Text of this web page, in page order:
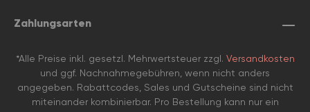
Zahlungsarten
*Alle Preise inkl. gesetzl. Mehrwertsteuer zzgl. Versandkosten
und ggf. Nachnahmegebühren, wenn nicht anders
angegeben. Rabattcodes, Sales und Gutscheine sind nicht
miteinander kombinierbar. Pro Bestellung kann nur ein